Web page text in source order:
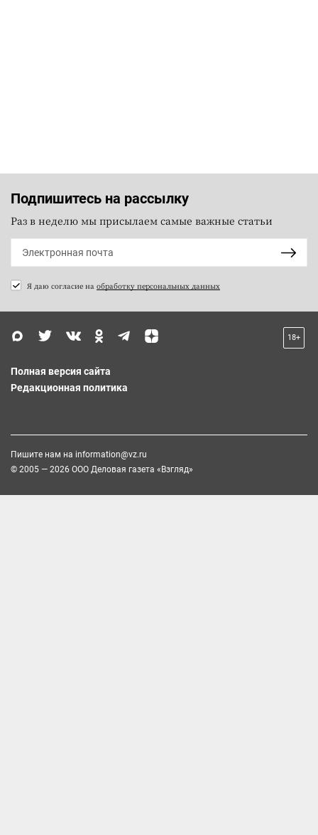
Подпишитесь на рассылку
Раз в неделю мы присылаем самые важные статьи
Я даю согласие на обработку персональных данных
18+
Полная версия сайта
Редакционная политика
Пишите нам на information@vz.ru
© 2005 — 2026 ООО Деловая газета «Взгляд»